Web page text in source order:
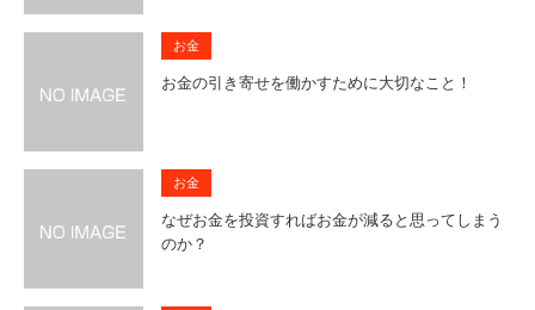
お金
お金の引き寄せを働かすために大切なこと！
お金
なぜお金を投資すればお金が減ると思ってしまう
のか？